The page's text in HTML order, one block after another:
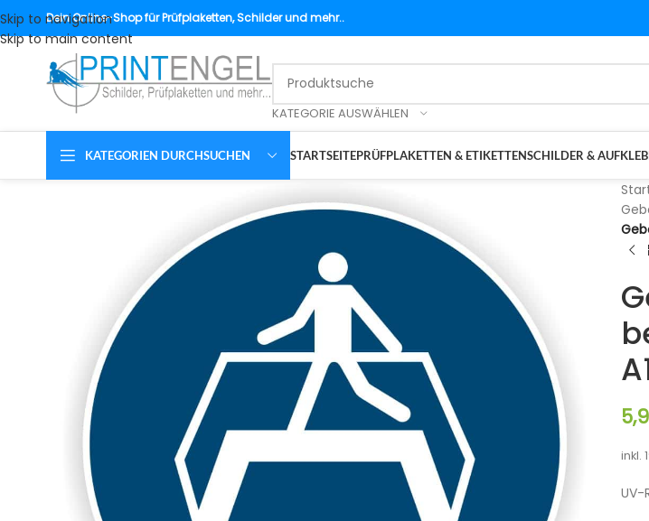
Skip to navigation
Skip to main content
DeinOnline-Shop für Prüfplaketten, Schilder und mehr..
KATEGORIE AUSWÄHLEN
KATEGORIEN DURCHSUCHEN STARTSEITEPRÜFPLAKETTEN & ETIKETTENSCHILDER &
inkl.
UV-